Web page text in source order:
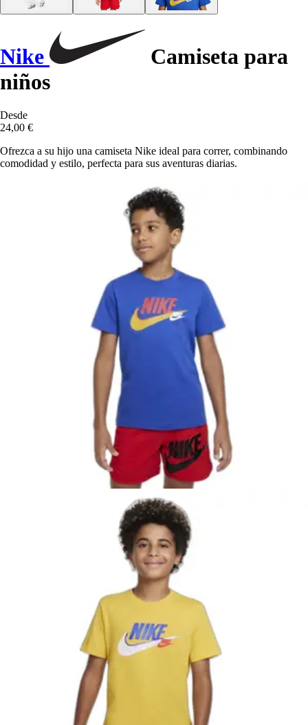
Nike
Camiseta para
niños
Desde
24,00 €
Ofrezca a su hijo una camiseta Nike ideal para correr, combinando
comodidad y estilo, perfecta para sus aventuras diarias.